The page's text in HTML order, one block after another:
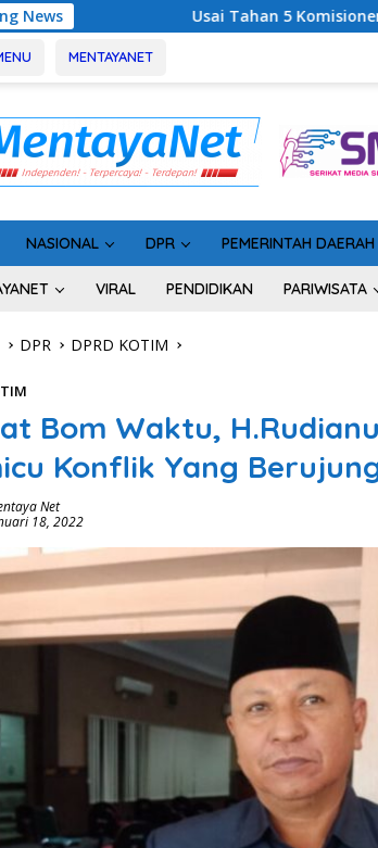
News5 Komisioner KPU Kotim, Kejati Kalteng
MENTAYANET
NASIONAL DPR PEMERINTAH DAERAH
VIRAL PENDIDIKAN PARIWISATA
DPR DPRD KOTIM
Bom Waktu,
Konflik Yang
Net
18, 2022